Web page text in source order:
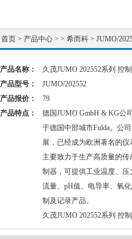
首页 > 产品中心 > > 希而科 > JUMO/
产品名称：
久茂JUMO 202552系列 控
产品型号：
JUMO/202552
产品报价：
79
产品特点：
德国JUMO GmbH & KG公
于德国中部城市Fulda。公
展，已经成为欧洲著名的仪
主要致力于生产高质量的
制器，可提供工业温度、压
流量、pH值、电导率、氧
制及记录产品。
久茂JUMO 202552系列 控